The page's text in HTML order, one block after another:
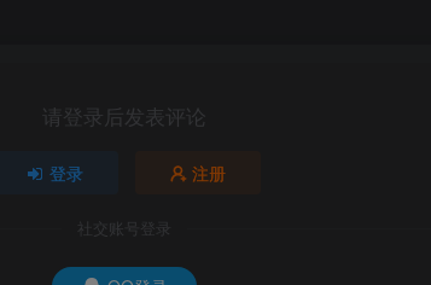
请登录后发表评论
登录 注册
社交账号登录